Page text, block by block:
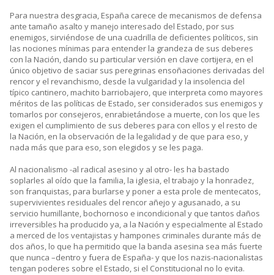
Para nuestra desgracia, España carece de mecanismos de defensa
ante tamaño asalto y manejo interesado del Estado, por sus
enemigos, sirviéndose de una cuadrilla de deficientes políticos, sin
las nociones mínimas para entender la grandeza de sus deberes
con la Nación, dando su particular versión en clave cortijera, en el
único objetivo de saciar sus peregrinas ensoñaciones derivadas del
rencor y el revanchismo, desde la vulgaridad y la insolencia del
típico cantinero, machito barriobajero, que interpreta como mayores
méritos de las políticas de Estado, ser considerados sus enemigos y
tomarlos por consejeros, enrabietándose a muerte, con los que les
exigen el cumplimiento de sus deberes para con ellos y el resto de
la Nación, en la observación de la legalidad y de que para eso, y
nada más que para eso, son elegidos y se les paga.
Al nacionalismo -al radical asesino y al otro- les ha bastado
soplarles al oído que la familia, la iglesia, el trabajo y la honradez,
son franquistas, para burlarse y poner a esta prole de mentecatos,
supervivientes residuales del rencor añejo y agusanado, a su
servicio humillante, bochornoso e incondicional y que tantos daños
irreversibles ha producido ya, a la Nación y especialmente al Estado
a merced de los ventajistas y hampones criminales durante más de
dos años, lo que ha permitido que la banda asesina sea más fuerte
que nunca –dentro y fuera de España- y que los nazis-nacionalistas
tengan poderes sobre el Estado, si el Constitucional no lo evita.